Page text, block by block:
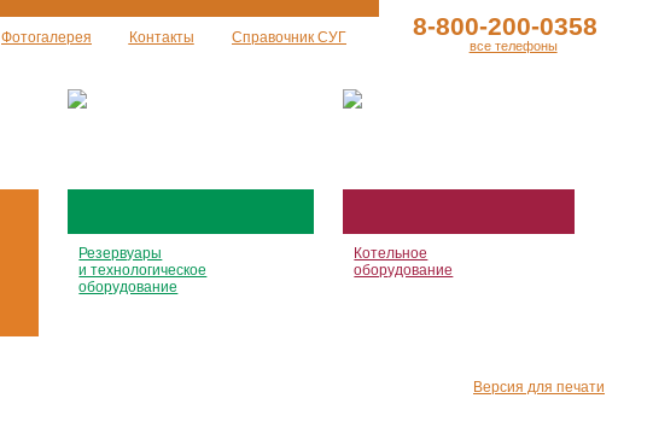
Фотогалерея Контакты Справочник СУГ 8-800-200-0358
все телефоны
Резервуары
и технологическое
оборудование
Котельное
оборудование
Версия для печати